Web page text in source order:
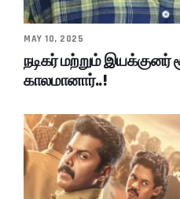
MAY 10, 2025
நடிகர் மற்றும் இயக்குனர்
காலமானார்..!